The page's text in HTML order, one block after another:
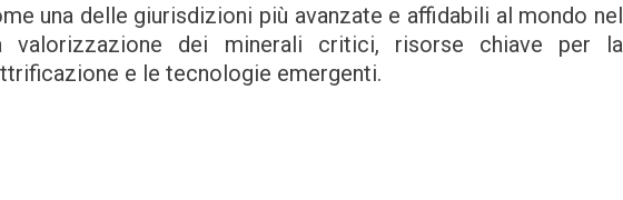
una delle giurisdizioni più avanzate e affidabili al mondo nel
valorizzazione dei minerali critici, risorse chiave per la
e le tecnologie emergenti.